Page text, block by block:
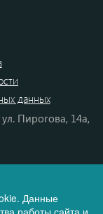
данных
ул. Пирогова, 14а,
Данные
работы сайта и